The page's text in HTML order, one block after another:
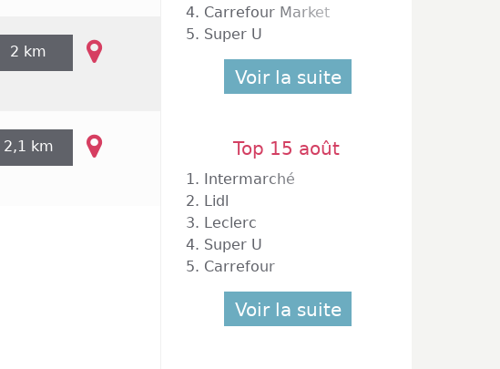
2 km
Mines
2,1 km
4. Carrefour Market
5. Super U
Voir la suite
Top 15 août
1. Intermarché
2. Lidl
3. Leclerc
4. Super U
5. Carrefour
Voir la suite